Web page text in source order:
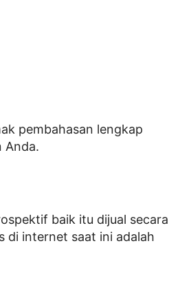
pembahasan lengkap
Anda.
baik itu dijual secara
di internet saat ini adalah